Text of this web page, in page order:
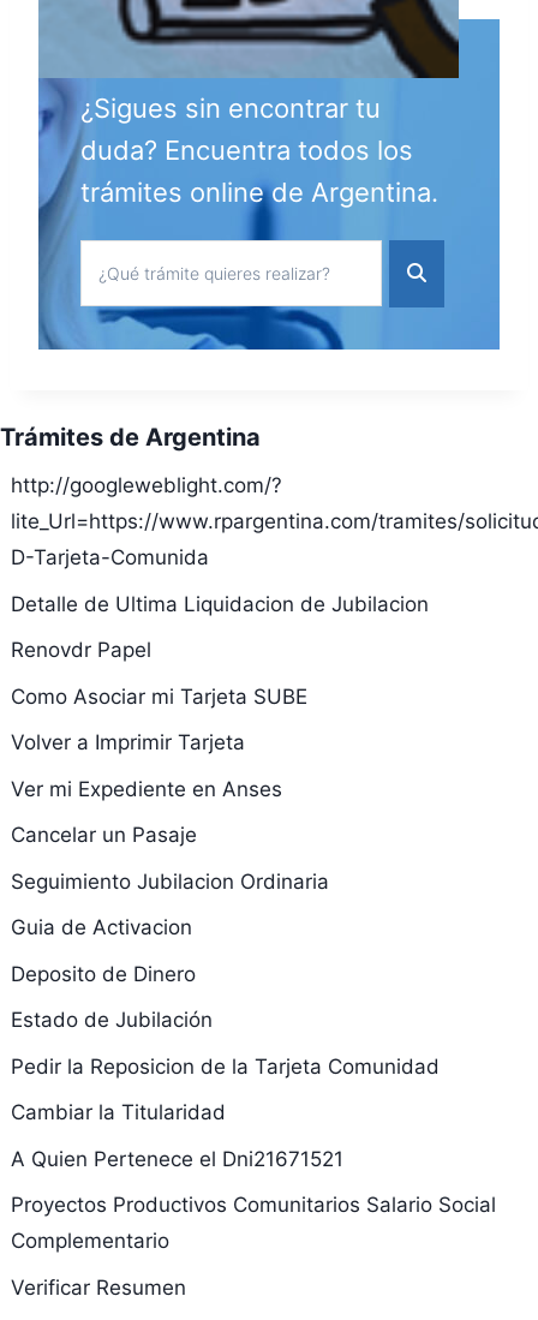
¿Sigues sin encontrar tu
duda? Encuentra todos los
trámites online de Argentina.
Trámites de Argentina
http://googleweblight.com/?
lite_Url=https://www.rpargentina.com/tramites/
D-Tarjeta-Comunida
Detalle de Ultima Liquidacion de Jubilacion
Renovdr Papel
Como Asociar mi Tarjeta SUBE
Volver a Imprimir Tarjeta
Ver mi Expediente en Anses
Cancelar un Pasaje
Seguimiento Jubilacion Ordinaria
Guia de Activacion
Deposito de Dinero
Estado de Jubilación
Pedir la Reposicion de la Tarjeta Comunidad
Cambiar la Titularidad
A Quien Pertenece el Dni21671521
Proyectos Productivos Comunitarios Salario Social
Complementario
Verificar Resumen